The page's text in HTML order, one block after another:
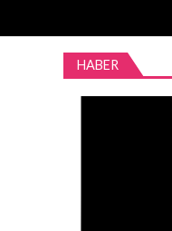
HABER